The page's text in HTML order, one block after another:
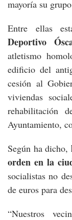
mayoría su
Entre ellas
Deportivo
atletismo
edificio del
cesión al
viviendas
rehabilitación
Ayuntamiento,
Según ha dicho,
orden en la
socialistas no
de euros para
“Nuestros